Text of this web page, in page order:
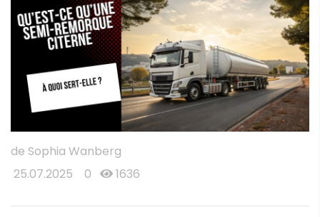
de Sophia Wanberg
25.07.2025
0 1636